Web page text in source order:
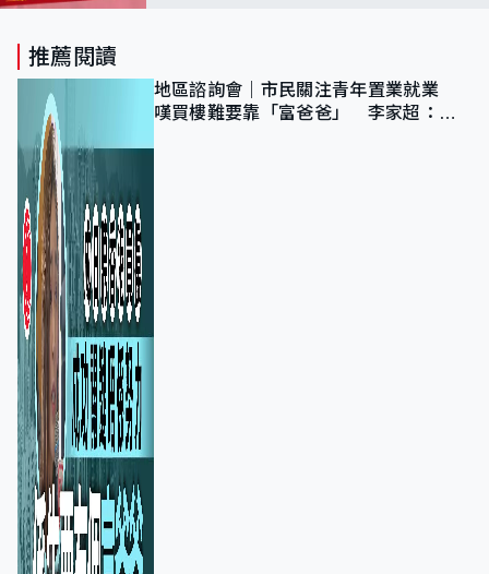
推薦閱讀
地區諮詢會｜市民關注青年置業就業
嘆買樓難要靠「富爸爸」 李家超：北